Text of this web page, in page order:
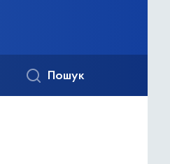
Пошук